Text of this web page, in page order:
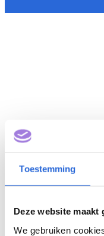
Toestemming
Deze website maakt
We gebruiken